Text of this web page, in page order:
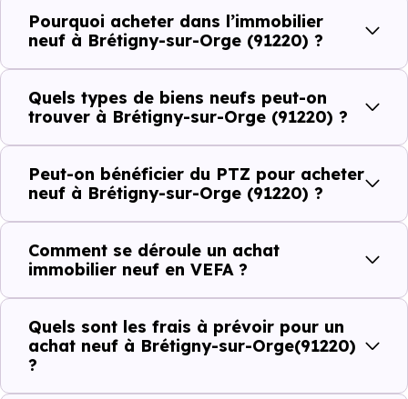
demande locative locale et les typologies de biens les
plus recherchées.
Côté cadre de vie, Brétigny-sur-Orge (91220) dispose de
59 commerces, 48 professions médicales et 24
établissements scolaires. Des équipements du quotidien
qui constituent autant d'arguments concrets pour habiter
ou investir dans la commune.
Combien coûte un logement à Brétigny-
sur-Orge (91220) ?
C'est souvent la première question. Voici les repères de
prix à connaître pour un achat immobilier à Brétigny-sur-
Orge (91220) :
Pourquoi acheter dans l’immobilier
neuf à Brétigny-sur-Orge (91220) ?
Quels types de biens neufs peut-on
trouver à Brétigny-sur-Orge (91220) ?
Peut-on bénéficier du PTZ pour acheter
neuf à Brétigny-sur-Orge (91220) ?
Comment se déroule un achat
immobilier neuf en VEFA ?
Quels sont les frais à prévoir pour un
achat neuf à Brétigny-sur-Orge(91220)
?